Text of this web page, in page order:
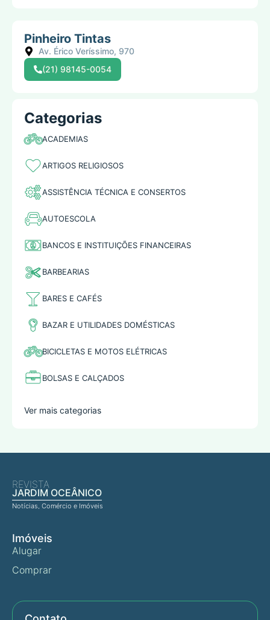
Categorias
ACADEMIAS
ARTIGOS RELIGIOSOS
ASSISTÊNCIA TÉCNICA E CONSERTOS
AUTOESCOLA
BANCOS E INSTITUIÇÕES FINANCEIRAS
BARBEARIAS
BARES E CAFÉS
BAZAR E UTILIDADES DOMÉSTICAS
BICICLETAS E MOTOS ELÉTRICAS
BOLSAS E CALÇADOS
Ver mais categorias
Pinheiro Tintas
Av. Érico Veríssimo, 970
(21) 98145-0054
REVISTA
JARDIM OCEÂNICO
Notícias, Comércio e Imóveis
Imóveis
Alugar
Comprar